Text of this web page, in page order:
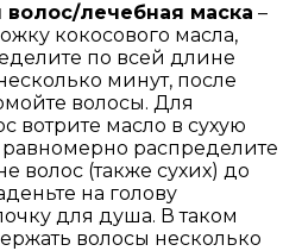
лечебная маска –
кокосового масла,
по всей длине
минут, после
волосы. Для
вотрите масло в сухую
равномерно распределите
волос (также сухих) до
на голову
для душа. В таком
волосы несколько